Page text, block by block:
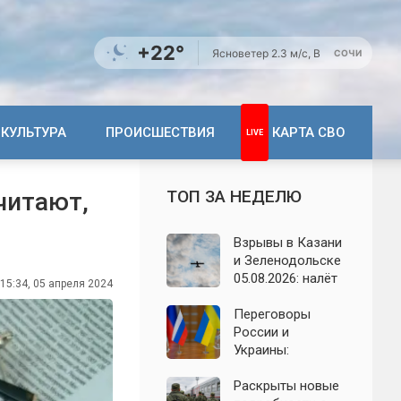
+22° Ясноветер 2.3 м/с, В СОЧИ
КУЛЬТУРА ПРОИСШЕСТВИЯ КАРТА СВО
15:34, 05 апреля 2024
ТОП ЗА НЕДЕЛЮ
Взрывы в Казани
и Зеленодольске
05.08.2026: налёт
Татарстан,
последствия
ночной атаки
Переговоры
России и
Украины:
заявления о
Раскрыты новые